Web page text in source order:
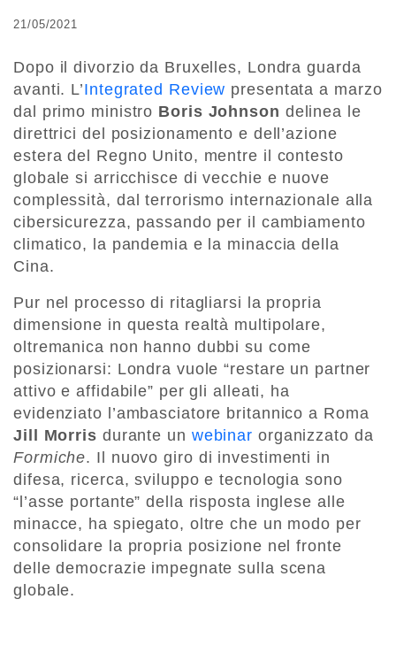
21/05/2021
Dopo il divorzio da Bruxelles, Londra guarda
avanti. L’Integrated Review presentata a marzo
dal primo ministro Boris Johnson delinea le
direttrici del posizionamento e dell’azione
estera del Regno Unito, mentre il contesto
globale si arricchisce di vecchie e nuove
complessità, dal terrorismo internazionale alla
cibersicurezza, passando per il cambiamento
climatico, la pandemia e la minaccia della
Cina.
Pur nel processo di ritagliarsi la propria
dimensione in questa realtà multipolare,
oltremanica non hanno dubbi su come
posizionarsi: Londra vuole “restare un partner
attivo e affidabile” per gli alleati, ha
evidenziato l’ambasciatore britannico a Roma
Jill Morris durante un webinar organizzato da
Formiche. Il nuovo giro di investimenti in
difesa, ricerca, sviluppo e tecnologia sono
“l’asse portante” della risposta inglese alle
minacce, ha spiegato, oltre che un modo per
consolidare la propria posizione nel fronte
delle democrazie impegnate sulla scena
globale.